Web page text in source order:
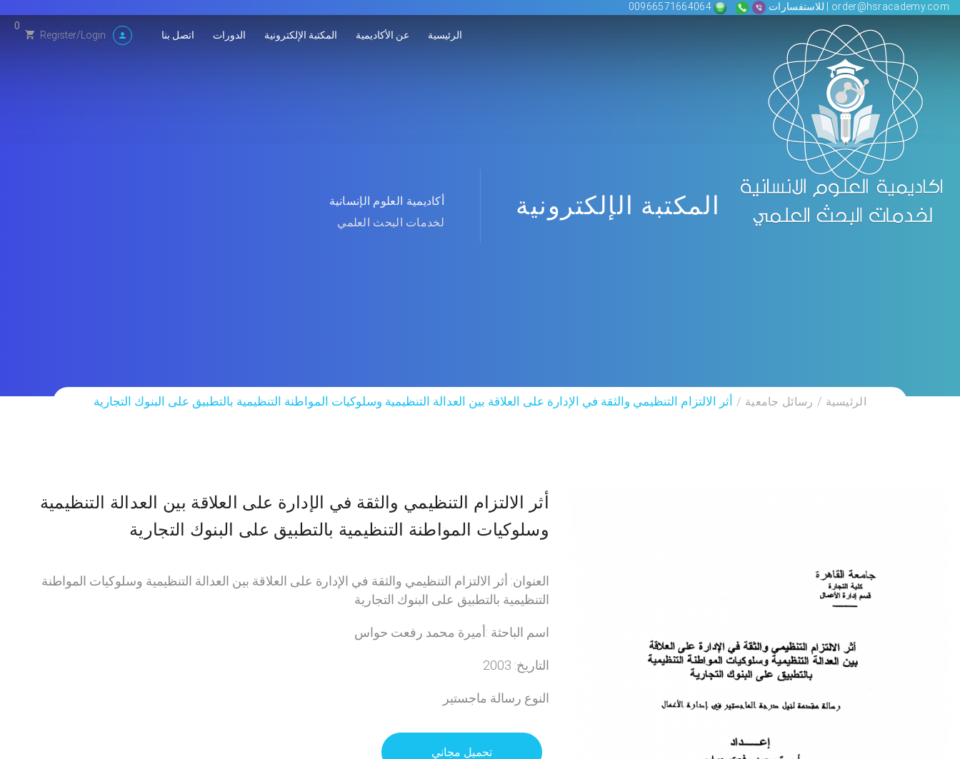
order@hsracademy.com | للاستفسارات 00966571664064
الرئيسية عن الأكاديمية المكتبة الإلكترونية الدورات اتصل بنا Register/Login
0
المكتبة الإلكترونية
أكاديمية العلوم الإنسانية
لخدمات البحث العلمي
الرئيسية رسائل جامعية أثر الالتزام التنظيمي والثقة في الإدارة على العلاقة بين العدالة التنظيمية وسلوكيات المواطنة التنظيمية بالتطبيق على البنوك التجارية
أثر الالتزام التنظيمي والثقة في الإدارة على العلاقة بين العدالة التنظيمية
وسلوكيات المواطنة التنظيمية بالتطبيق على البنوك التجارية
العنوان: أثر الالتزام التنظيمي والثقة في الإدارة على العلاقة بين العدالة التنظيمية وسلوكيات المواطنة
التنظيمية بالتطبيق على البنوك التجارية
اسم الباحثة :أميرة محمد رفعت حواس
التاريخ: 2003
النوع رسالة ماجستير
تحميل مجاني